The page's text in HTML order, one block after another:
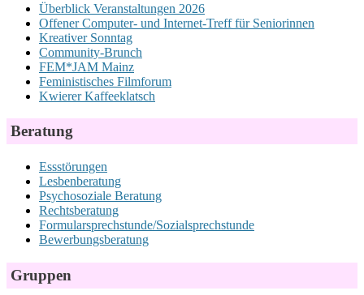
Überblick Veranstaltungen 2026
Offener Computer- und Internet-Treff für Seniorinnen
Kreativer Sonntag
Community-Brunch
FEM*JAM Mainz
Feministisches Filmforum
Kwierer Kaffeeklatsch
Beratung
Essstörungen
Lesbenberatung
Psychosoziale Beratung
Rechtsberatung
Formularsprechstunde/Sozialsprechstunde
Bewerbungsberatung
Gruppen